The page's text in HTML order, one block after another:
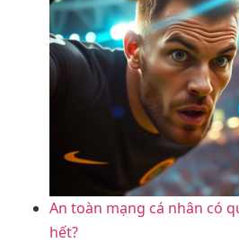
An toàn mạng cá nhân có
hết?